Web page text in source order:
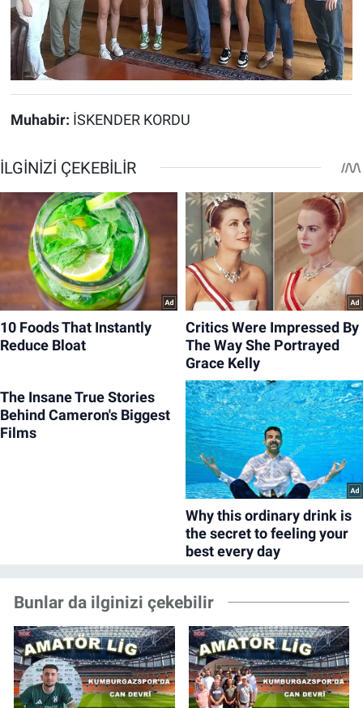
Muhabir: İSKENDER KORDU
Bunlar da ilginizi çekebilir